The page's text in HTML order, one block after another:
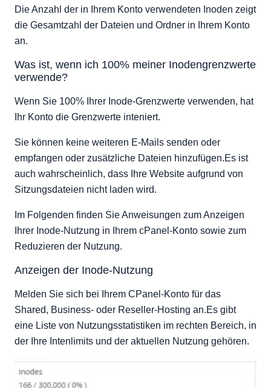
Die Anzahl der in Ihrem Konto verwendeten Inoden zeigt
die Gesamtzahl der Dateien und Ordner in Ihrem Konto
an.
Was ist, wenn ich 100% meiner Inodengrenzwerte
verwende?
Wenn Sie 100% Ihrer Inode-Grenzwerte verwenden, hat
Ihr Konto die Grenzwerte inteniert.
Sie können keine weiteren E-Mails senden oder
empfangen oder zusätzliche Dateien hinzufügen.Es ist
auch wahrscheinlich, dass Ihre Website aufgrund von
Sitzungsdateien nicht laden wird.
Im Folgenden finden Sie Anweisungen zum Anzeigen
Ihrer Inode-Nutzung in Ihrem cPanel-Konto sowie zum
Reduzieren der Nutzung.
Anzeigen der Inode-Nutzung
Melden Sie sich bei Ihrem CPanel-Konto für das
Shared, Business- oder Reseller-Hosting an.Es gibt
eine Liste von Nutzungsstatistiken im rechten Bereich, in
der Ihre Intenlimits und der aktuellen Nutzung gehören.